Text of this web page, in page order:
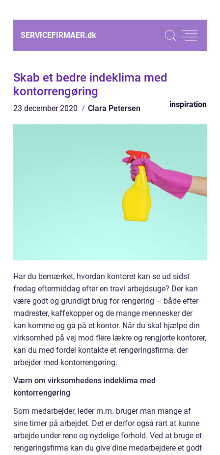
SERVICEFIRMAER.dk
Skab et bedre indeklima med
kontorrengøring
23 december 2020 Clara Petersen inspiration
Har du bemærket, hvordan kontoret kan se ud sidst
fredag eftermiddag efter en travl arbejdsuge? Der kan
være godt og grundigt brug for rengøring – både efter
madrester, kaffekopper og de mange mennesker der
kan komme og gå på et kontor. Når du skal hjælpe din
virksomhed på vej mod flere lækre og rengjorte kontorer,
kan du med fordel kontakte et rengøringsfirma, der
arbejder med kontorrengøring.
Værn om virksomhedens indeklima med
kontorrengøring
Som medarbejder, leder m.m. bruger man mange af
sine timer på arbejdet. Det er derfor også rart at kunne
arbejde under rene og nydelige forhold. Ved at bruge et
rengøringsfirma kan du give dine medarbejdere et godt